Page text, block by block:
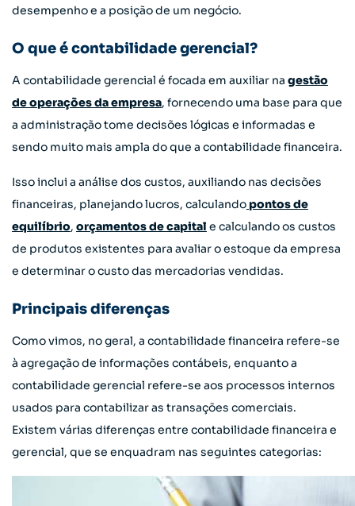
desempenho e a posição de um negócio.
O que é contabilidade gerencial?
A contabilidade gerencial é focada em auxiliar na gestão
de operações da empresa, fornecendo uma base para que
a administração tome decisões lógicas e informadas e
sendo muito mais ampla do que a contabilidade financeira.
Isso inclui a análise dos custos, auxiliando nas decisões
financeiras, planejando lucros, calculando pontos de
equilíbrio, orçamentos de capital e calculando os custos
de produtos existentes para avaliar o estoque da empresa
e determinar o custo das mercadorias vendidas.
Principais diferenças
Como vimos, no geral, a contabilidade financeira refere-se
à agregação de informações contábeis, enquanto a
contabilidade gerencial refere-se aos processos internos
usados ​​para contabilizar as transações comerciais.
Existem várias diferenças entre contabilidade financeira e
gerencial, que se enquadram nas seguintes categorias: